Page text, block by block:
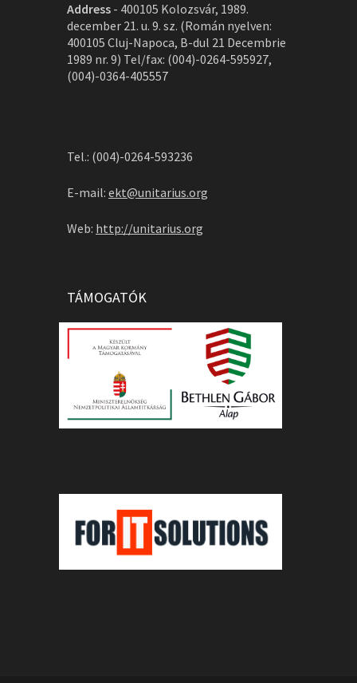
Address - 400105 Kolozsvár, 1989.
december 21. u. 9. sz. (Román nyelven:
400105 Cluj-Napoca, B-dul 21 Decembrie
1989 nr. 9) Tel/fax: (004)-0264-595927,
(004)-0364-405557
Tel.: (004)-0264-593236
E-mail: ekt@unitarius.org
Web: http://unitarius.org
TÁMOGATÓK